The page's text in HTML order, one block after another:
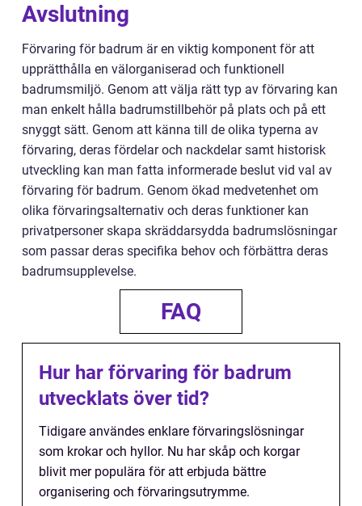
Avslutning
Förvaring för badrum är en viktig komponent för att
upprätthålla en välorganiserad och funktionell
badrumsmiljö. Genom att välja rätt typ av förvaring kan
man enkelt hålla badrumstillbehör på plats och på ett
snyggt sätt. Genom att känna till de olika typerna av
förvaring, deras fördelar och nackdelar samt historisk
utveckling kan man fatta informerade beslut vid val av
förvaring för badrum. Genom ökad medvetenhet om
olika förvaringsalternativ och deras funktioner kan
privatpersoner skapa skräddarsydda badrumslösningar
som passar deras specifika behov och förbättra deras
badrumsupplevelse.
FAQ
Hur har förvaring för badrum
utvecklats över tid?
Tidigare användes enklare förvaringslösningar
som krokar och hyllor. Nu har skåp och korgar
blivit mer populära för att erbjuda bättre
organisering och förvaringsutrymme.